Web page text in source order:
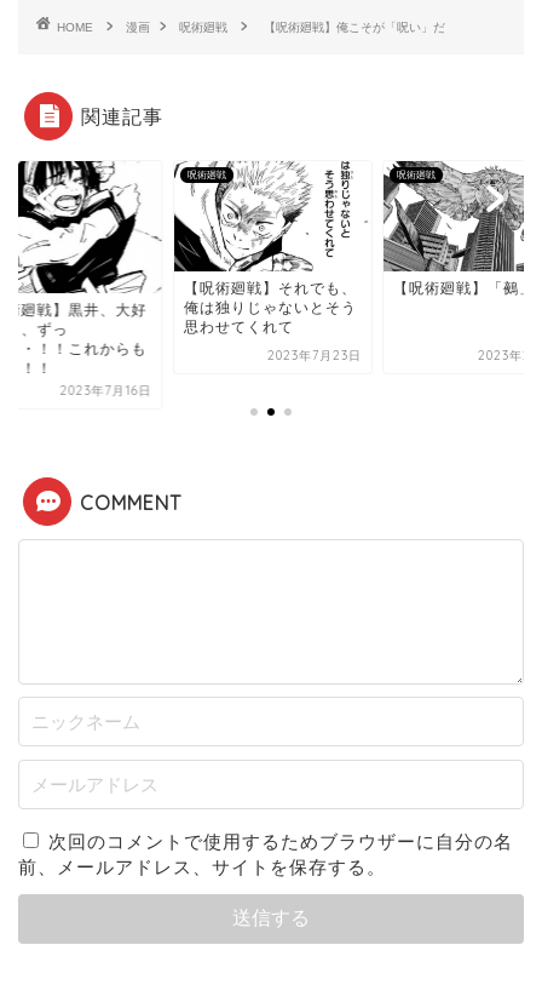
HOME 漫画 呪術廻戦 【呪術廻戦】俺こそが「呪い」だ
関連記事
術廻戦】それでも、
独りじゃないとそう
てくれて
2023年7月23日
呪術廻戦
【呪術廻戦】「鵺」
2023年2月13日
呪術廻戦
と・・・！！これか
COMMENT
次回のコメントで使用するためブラウザーに自分の名
前、メールアドレス、サイトを保存する。